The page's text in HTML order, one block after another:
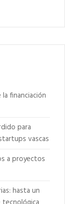
financiación
para
vascas
a proyectos
hasta un